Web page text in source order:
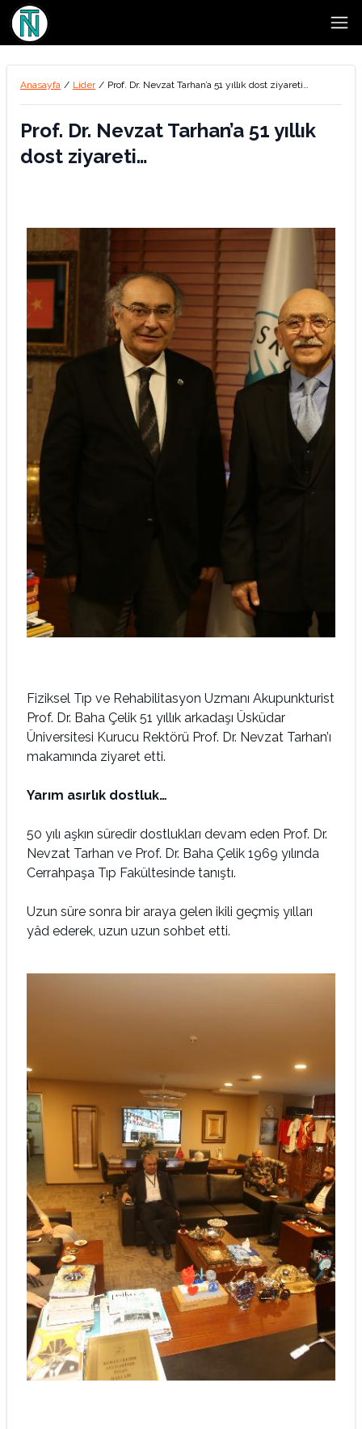
Anasayfa / Lider / Prof. Dr. Nevzat Tarhan’a 51 yıllık dost ziyareti…
Prof. Dr. Nevzat Tarhan’a 51 yıllık
dost ziyareti…
Fiziksel Tıp ve Rehabilitasyon Uzmanı Akupunkturist
Prof. Dr. Baha Çelik 51 yıllık arkadaşı Üsküdar
Üniversitesi Kurucu Rektörü Prof. Dr. Nevzat Tarhan’ı
makamında ziyaret etti.
Yarım asırlık dostluk…
50 yılı aşkın süredir dostlukları devam eden Prof. Dr.
Nevzat Tarhan ve Prof. Dr. Baha Çelik 1969 yılında
Cerrahpaşa Tıp Fakültesinde tanıştı.
Uzun süre sonra bir araya gelen ikili geçmiş yılları
yâd ederek, uzun uzun sohbet etti.